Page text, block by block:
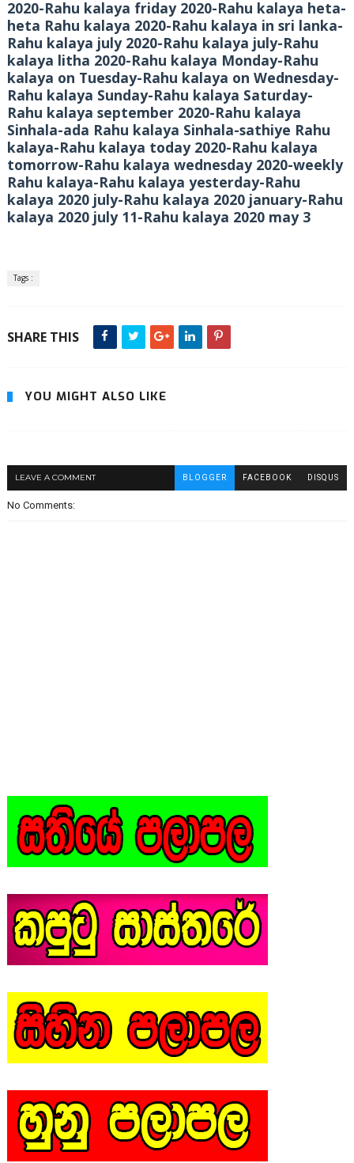
2020-Rahu kalaya friday 2020-Rahu kalaya heta-
heta Rahu kalaya 2020-Rahu kalaya in sri lanka-
Rahu kalaya july 2020-Rahu kalaya july-Rahu
kalaya litha 2020-Rahu kalaya Monday-Rahu
kalaya on Tuesday-Rahu kalaya on Wednesday-
Rahu kalaya Sunday-Rahu kalaya Saturday-
Rahu kalaya september 2020-Rahu kalaya
Sinhala-ada Rahu kalaya Sinhala-sathiye Rahu
kalaya-Rahu kalaya today 2020-Rahu kalaya
tomorrow-Rahu kalaya wednesday 2020-weekly
Rahu kalaya-Rahu kalaya yesterday-Rahu
kalaya 2020 july-Rahu kalaya 2020 january-Rahu
kalaya 2020 july 11-Rahu kalaya 2020 may 3
Tags :
SHARE THIS
YOU MIGHT ALSO LIKE
LEAVE A COMMENT BLOGGER FACEBOOK DISQUS
No Comments: